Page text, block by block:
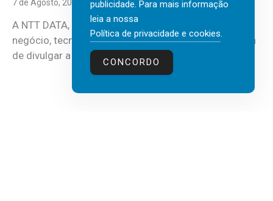
7 de Agosto, 2026
A NTT DATA, consultora global em serviços de
negócio, tecnologia e inteligência artificial (IA), acaba
de divulgar a mais recente...
publicidade. Para mais informação
leia a nossa
Política de privacidade e cookies.
CONCORDO